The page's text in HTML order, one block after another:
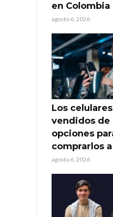
en Colombia
agosto 6, 2026
Los
vendidos de
opciones
comprarlos
agosto 6, 2026